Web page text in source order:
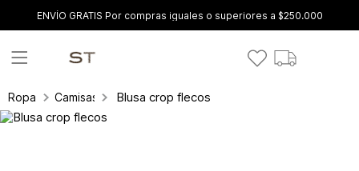
ENVÍO GRATIS Por compras iguales o superiores a $250.000
Ropa Camisas y blusasBlusa crop flecos